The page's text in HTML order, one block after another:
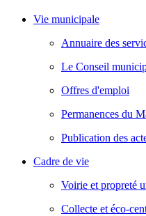
Vie municipale
Annuaire des
Le Conseil
Offres d'emploi
Permanences du
Publication des
Cadre de vie
Voirie et propreté
Collecte et éco-